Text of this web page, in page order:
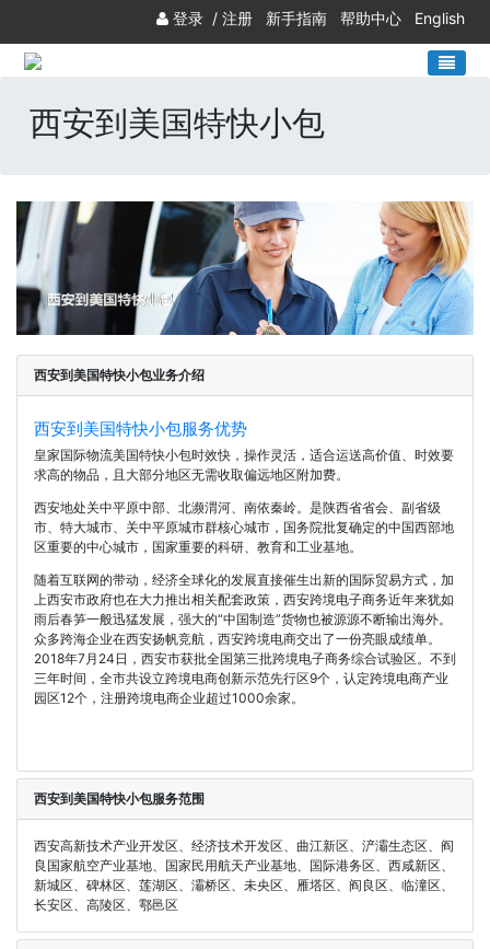
登录 / 注册 新手指南 帮助中心 English
西安到美国特快小包
西安到美国特快小包业务介绍
西安到美国特快小包服务优势
皇家国际物流美国特快小包时效快，操作灵活，适合运送高价值、时效要
求高的物品，且大部分地区无需收取偏远地区附加费。
西安地处关中平原中部、北濒渭河、南依秦岭。是陕西省省会、副省级
市、特大城市、关中平原城市群核心城市，国务院批复确定的中国西部地
区重要的中心城市，国家重要的科研、教育和工业基地。
随着互联网的带动，经济全球化的发展直接催生出新的国际贸易方式，加
上西安市政府也在大力推出相关配套政策，西安跨境电子商务近年来犹如
雨后春笋一般迅猛发展，强大的“中国制造”货物也被源源不断输出海外。
众多跨海企业在西安扬帆竞航，西安跨境电商交出了一份亮眼成绩单。
2018年7月24日，西安市获批全国第三批跨境电子商务综合试验区。不到
三年时间，全市共设立跨境电商创新示范先行区9个，认定跨境电商产业
园区12个，注册跨境电商企业超过1000余家。
西安到美国特快小包服务范围
西安高新技术产业开发区、经济技术开发区、曲江新区、浐灞生态区、阎
良国家航空产业基地、国家民用航天产业基地、国际港务区、西咸新区、
新城区、碑林区、莲湖区、灞桥区、未央区、雁塔区、阎良区、临潼区、
长安区、高陵区、鄠邑区